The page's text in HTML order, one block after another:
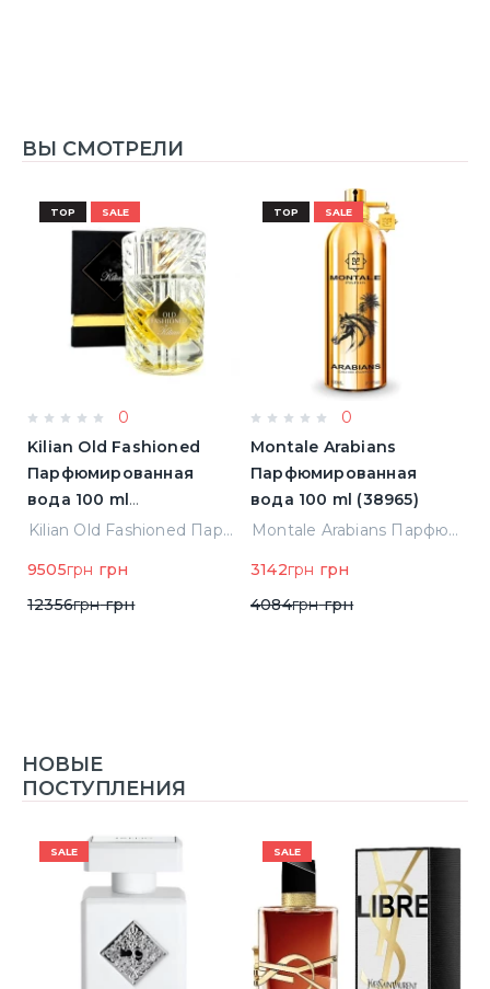
ВЫ СМОТРЕЛИ
TOP SALE
0
Kilian Old Fashioned
Парфюмированная
вода 100 ml
(3700550240723)
Kilian Old Fashioned Парфюмированная вода 100 ml (3700550240723)
9505грн грн
12356грнгрн
TOP SALE
0
Montale Arabians
Парфюмированная
вода 100 ml (38965)
Montale Arabians Парфюмированная вода 100 ml (38965)
3142грн грн
4084грнгрн
НОВЫЕ
ПОСТУПЛЕНИЯ
SALE SALE